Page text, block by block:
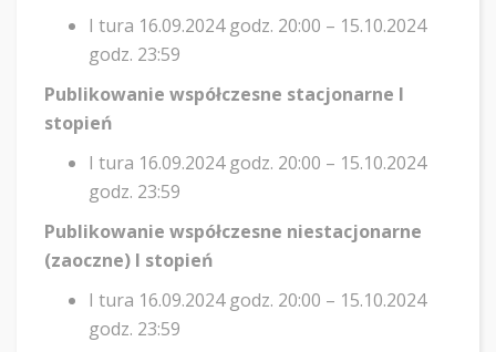
I tura 16.09.2024 godz. 20:00 – 15.10.2024
godz. 23:59
Publikowanie współczesne stacjonarne I
stopień
I tura 16.09.2024 godz. 20:00 – 15.10.2024
godz. 23:59
Publikowanie współczesne niestacjonarne
(zaoczne) I stopień
I tura 16.09.2024 godz. 20:00 – 15.10.2024
godz. 23:59